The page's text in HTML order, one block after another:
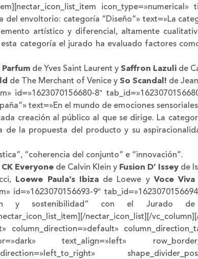
icon_type=»numerical»
del envoltorio: categoría “Diseño”» text=»La
artístico y diferencial, altamente
categoría el jurado ha evaluado factores
Parfum de Yves Saint Laurent y Saffron Lazuli de
de The Merchant of Venice y So Scandal! de
id=»1623070156680-8″
text=»En el mundo de emociones
creación al público al que se dirige. La
la propuesta del producto y su
“coherencia del conjunto” e “innovación”.
CK Everyone de Calvin Klein y Fusion D’ Issey de
Loewe Paula’s Ibizade Loewe yVoce Viva
id=»1623070156693-9″
y sostenibilidad” con el Jurado de
nectar_icon_list][/
column_direction=»default»
text_align=»left»